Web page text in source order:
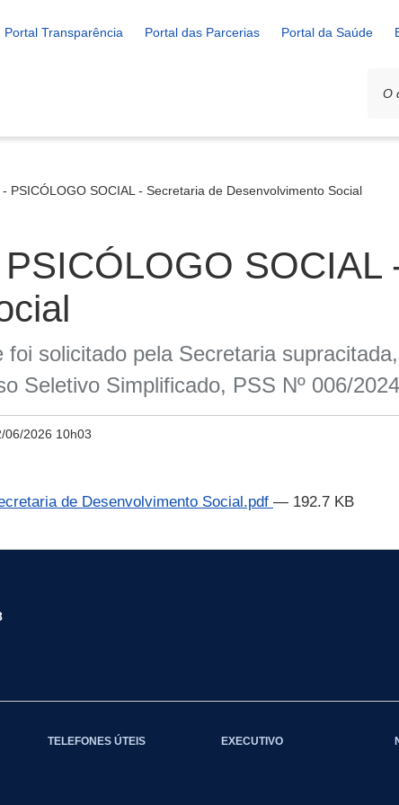
Portal Transparência Portal das Parcerias Portal da Saúde
PSICÓLOGO SOCIAL - Secretaria de Desenvolvimento Social
SOCIAL
solicitado pela Secretaria
Seletivo Simplificado, PSS Nº 006/2024
06/2026 10h03
de Desenvolvimento Social.pdf — 192.7 KB
TELEFONES ÚTEIS EXECUTIVO